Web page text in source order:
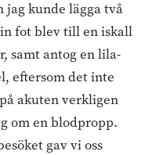
jag kunde lägga två
fot blev till en iskall
samt antog en lila-
eftersom det inte
akuten verkligen
om en blodpropp.
gav vi oss